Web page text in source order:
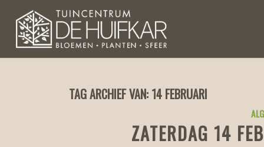
TAG ARCHIEF VAN: 14 FEBRUARI
ZATERDAG 14